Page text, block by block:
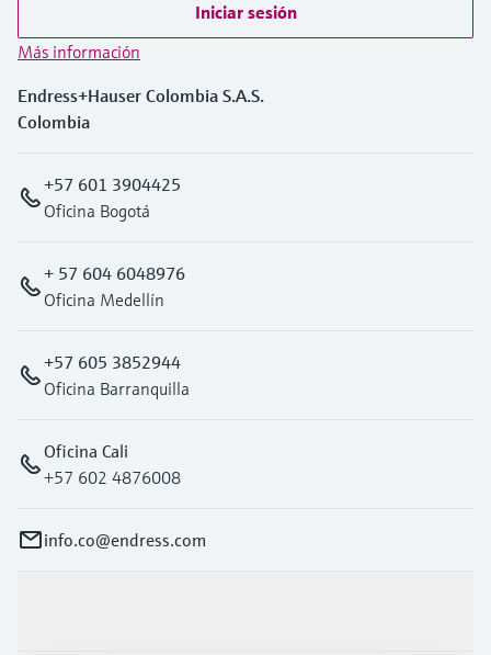
Iniciar sesión
Más información
Endress+Hauser Colombia S.A.S.
Colombia
+57 601 3904425
Oficina Bogotá
+ 57 604 6048976
Oficina Medellín
+57 605 3852944
Oficina Barranquilla
Oficina Cali
+57 602 4876008
info.co@endress.com